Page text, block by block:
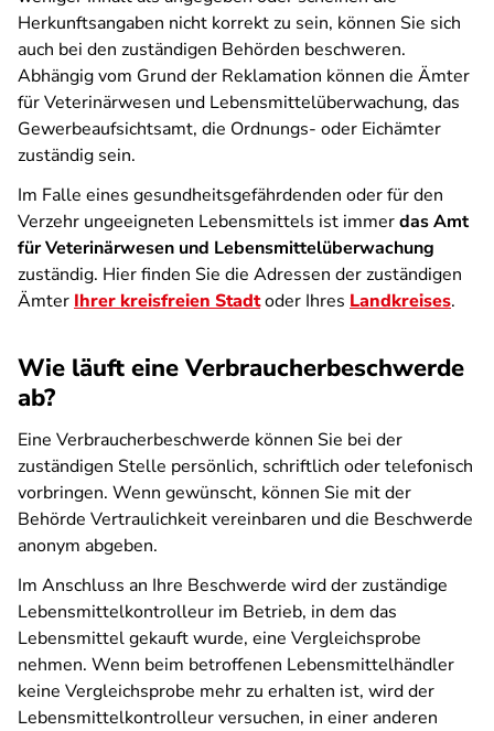
Herkunftsangaben nicht korrekt zu sein, können Sie sich
auch bei den zuständigen Behörden beschweren.
Abhängig vom Grund der Reklamation können die Ämter
für Veterinärwesen und Lebensmittelüberwachung, das
Gewerbeaufsichtsamt, die Ordnungs- oder Eichämter
zuständig sein.
Im Falle eines gesundheitsgefährdenden oder für den
Verzehr ungeeigneten Lebensmittels ist immerdas Amt
für Veterinärwesen und Lebensmittelüberwachung
zuständig. Hier finden Sie die Adressen der zuständigen
Ämter Ihrer kreisfreien Stadtoder Ihres Landkreises.
Wie läuft eine Verbraucherbeschwerde
ab?
Eine Verbraucherbeschwerde können Sie bei der
zuständigen Stelle persönlich, schriftlich oder telefonisch
vorbringen. Wenn gewünscht, können Sie mit der
Behörde Vertraulichkeit vereinbaren und die Beschwerde
anonym abgeben.
Im Anschluss an Ihre Beschwerde wird der zuständige
Lebensmittelkontrolleur im Betrieb, in dem das
Lebensmittel gekauft wurde, eine Vergleichsprobe
nehmen. Wenn beim betroffenen Lebensmittelhändler
keine Vergleichsprobe mehr zu erhalten ist, wird der
Lebensmittelkontrolleur versuchen, in einer anderen